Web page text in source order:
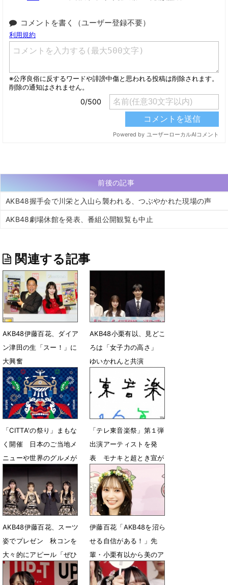
コメントを書く（ユーザー登録不要）
前後の記事
AKB48握手会で川栄と入山ら襲われる、つぶやかれた現場の声
AKB48劇場休館を発表、番組公開観覧も中止
関連する記事
AKB48伊藤百花、ダイア
ン津田の生「スー！」に
大興奮
8月2日 07時02分
AKB48小栗有以、見どこ
ろは「女子力の高さ」
ゆいかれんと共演
「CITTA'の祭り」まもな
く開催 ⽇本のご当地メ
ニューや世界のグルメが
6月17日 19時00分
「テレ東音楽祭」第１弾
出演アーティストを発
表 モナキと超とき宣が
福岡の意外なスポットか
ら生中継
6月15日 12時00分
AKB48伊藤百花、スーツ
姿でプレゼン 秋コンを
大々的にアピール「ぜひ
注目して頂けたら！」
6月6日 08時10分
伊藤百花「AKB48を沼ら
せる自信がある！」先
輩・小栗有以から美のア
ドバイスも
5月6日 05時52分